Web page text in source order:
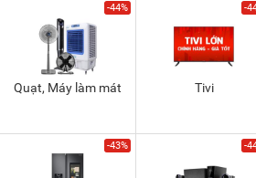
-44%
Quạt, Máy làm mát
-
Tivi
-43% -